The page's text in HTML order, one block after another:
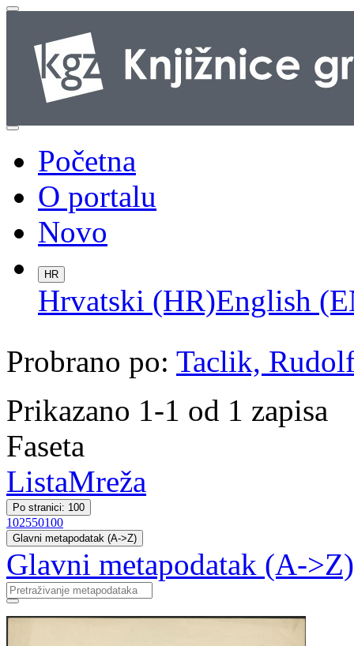
Početna
O portalu
Novo
HR
Hrvatski (HR)English
Probrano po: Taclik,
Prikazano 1-1 od 1 zapisa
Faseta
ListaMreža
Po stranici: 100
102550100
Glavni metapodatak (A->Z)
Glavni metapodatak (A->Z)